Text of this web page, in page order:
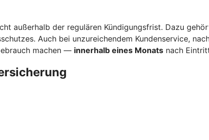
außerhalb der regulären Kündigungsfrist. Dazu
Auch bei unzureichendem Kundenservice,
machen — innerhalb eines Monats nach